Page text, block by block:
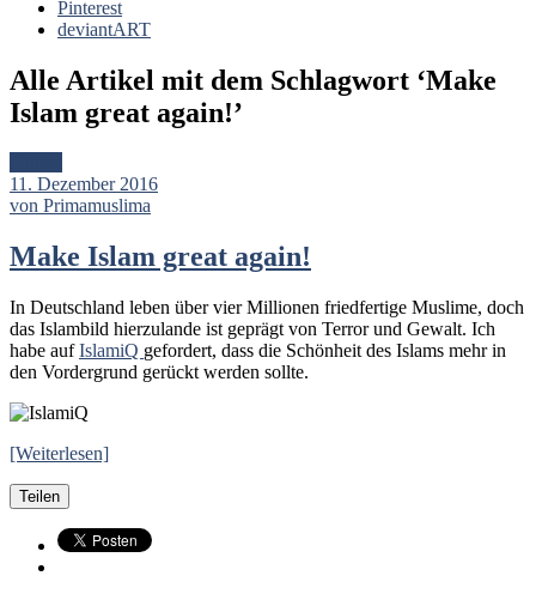
Pinterest
deviantART
Alle Artikel mit dem Schlagwort ‘Make
Islam great again!’
11. Dezember 2016
von Primamuslima
Make Islam great again!
In Deutschland leben über vier Millionen friedfertige Muslime, doch
das Islambild hierzulande ist geprägt von Terror und Gewalt. Ich
habe aufIslamiQ gefordert, dass die Schönheit des Islams mehr in
den Vordergrund gerückt werden sollte.
[Weiterlesen]
Teilen